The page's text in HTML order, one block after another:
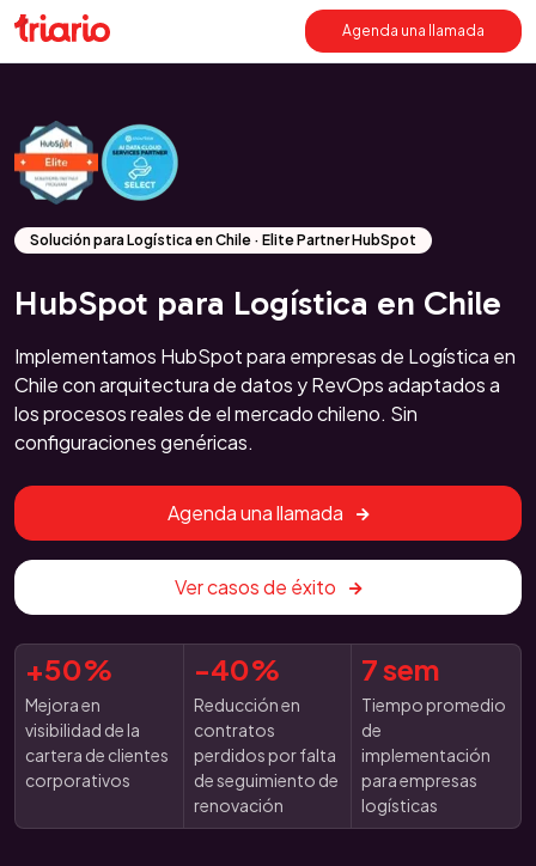
Agenda una llamada
Solución para Logística en Chile · Elite Partner HubSpot
HubSpot para Logística en Chile
Implementamos HubSpot para empresas de Logística en
Chile con arquitectura de datos y RevOps adaptados a
los procesos reales de el mercado chileno. Sin
configuraciones genéricas.
Agenda una llamada
Ver casos de éxito
+50%
Mejora en
visibilidad de la
cartera de clientes
corporativos
-40%
Reducción en
contratos
perdidos por falta
de seguimiento de
renovación
7 sem
Tiempo promedio
de
implementación
para empresas
logísticas